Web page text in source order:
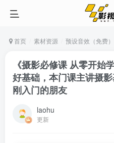
首页 素材资源 预设音效（免费）
《摄影必修课 从零开始
好基础，本门课主讲摄
刚入门的朋友
laohu
更新